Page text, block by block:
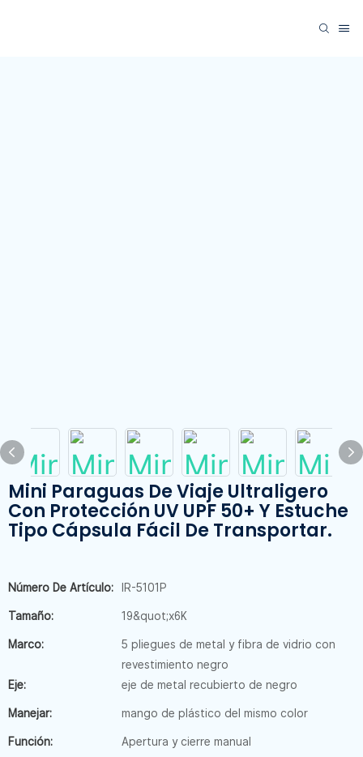
Mini Paraguas De Viaje Ultraligero
Con Protección UV UPF 50+ Y Estuche
Tipo Cápsula Fácil De Transportar.
Número De Artículo: IR-5101P
Tamaño: 19&quot;x6K
Marco:
5 pliegues de metal y fibra de vidrio con
revestimiento negro
Eje:
eje de metal recubierto de negro
Manejar: mango de plástico del mismo color
Función: Apertura y cierre manual